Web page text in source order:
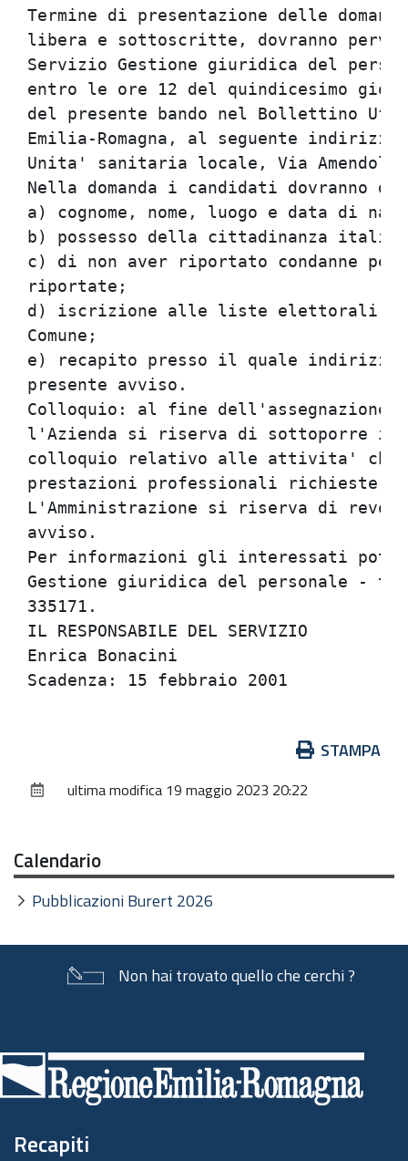
documento
STAMPA
ultima modifica 19 maggio 2023 20:22
Calendario
Pubblicazioni Burert 2026
Non hai trovato quello che cerchi ?
di
pagina
Recapiti